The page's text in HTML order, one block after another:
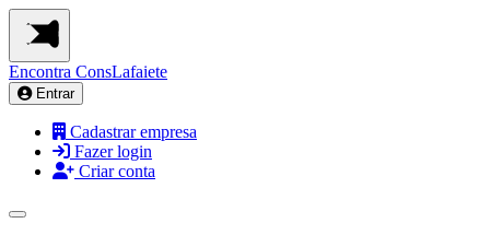
Encontra ConsLafaiete
Entrar
Cadastrar empresa
Fazer login
Criar conta